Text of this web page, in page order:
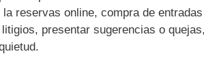
reservas online, compra de entradas
presentar sugerencias o